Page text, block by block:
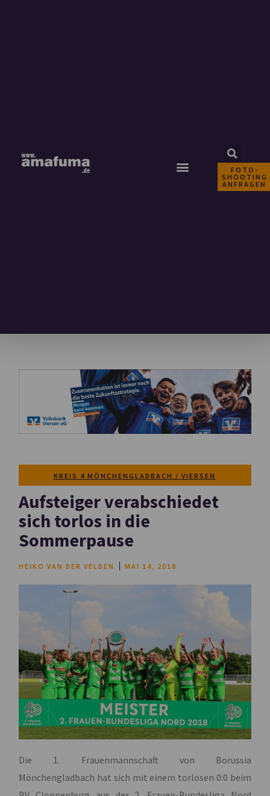
FOTO-
SHOOTING
ANFRAGEN
KREIS 4 MÖNCHENGLADBACH / VIERSEN
Aufsteiger verabschiedet
sich torlos in die
Sommerpause
HEIKO VAN DER VELDEN MAI 14, 2018
Die 1. Frauenmannschaft von Borussia
Mönchengladbach hat sich mit einem torlosen 0:0 beim